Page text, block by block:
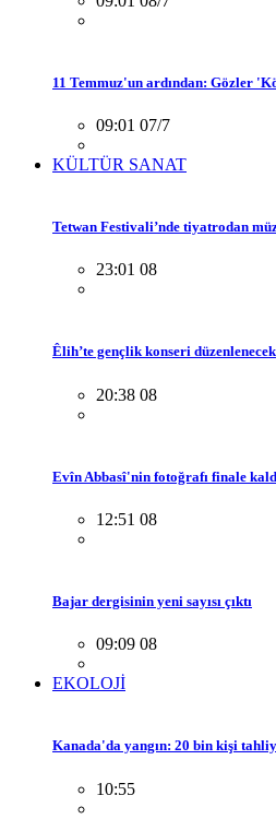
11 Temmuz'un ardından: Gözler
09:01 07/7
KÜLTÜR SANAT
Tetwan Festivali’nde tiyatrodan
23:01 08
Êlih’te gençlik konseri düzenlenecek
20:38 08
Evîn Abbasî'nin fotoğrafı finale
12:51 08
Bajar dergisinin yeni sayısı çıktı
09:09 08
EKOLOJİ
Kanada'da yangın: 20 bin kişi
10:55